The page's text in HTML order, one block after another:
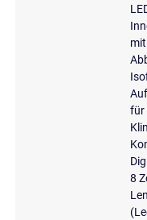
mit
für
8